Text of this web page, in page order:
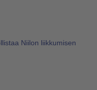
Niilon liikkumisen